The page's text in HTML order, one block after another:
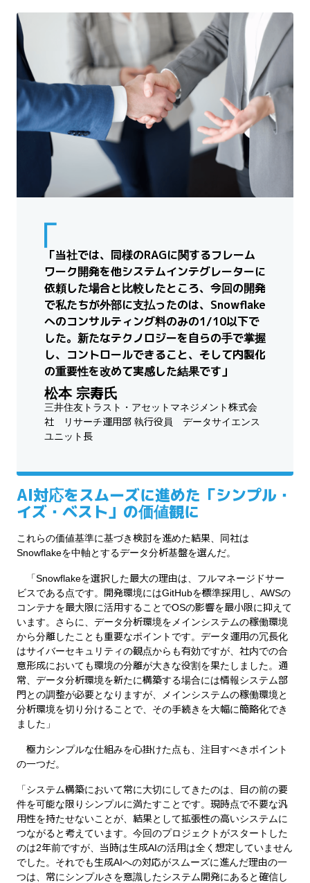
「当社では、同様のRAGに関するフレーム
ワーク開発を他システムインテグレーターに
依頼した場合と比較したところ、今回の開発
で私たちが外部に支払ったのは、Snowflake
へのコンサルティング料のみの1/10以下で
した。新たなテクノロジーを自らの手で掌握
し、コントロールできること、そして内製化
の重要性を改めて実感した結果です」
松本 宗寿氏
三井住友トラスト・アセットマネジメント株式会
社 リサーチ運用部 執行役員 データサイエンス
ユニット長
AI対応をスムーズに進めた「シンプル・
イズ・ベスト」の価値観に
これらの価値基準に基づき検討を進めた結果、同社は
Snowflakeを中軸とするデータ分析基盤を選んだ。
「Snowflakeを選択した最大の理由は、フルマネージドサー
ビスである点です。開発環境にはGitHubを標準採用し、AWSの
コンテナを最大限に活用することでOSの影響を最小限に抑えて
います。さらに、データ分析環境をメインシステムの稼働環境
から分離したことも重要なポイントです。データ運用の冗長化
はサイバーセキュリティの観点からも有効ですが、社内での合
意形成においても環境の分離が大きな役割を果たしました。通
常、データ分析環境を新たに構築する場合には情報システム部
門との調整が必要となりますが、メインシステムの稼働環境と
分析環境を切り分けることで、その手続きを大幅に簡略化でき
ました」
極力シンプルな仕組みを心掛けた点も、注目すべきポイント
の一つだ。
「システム構築において常に大切にしてきたのは、目の前の要
件を可能な限りシンプルに満たすことです。現時点で不要な汎
用性を持たせないことが、結果として拡張性の高いシステムに
つながると考えています。今回のプロジェクトがスタートした
のは2年前ですが、当時は生成AIの活用は全く想定していません
でした。それでも生成AIへの対応がスムーズに進んだ理由の一
つは、常にシンプルさを意識したシステム開発にあると確信し